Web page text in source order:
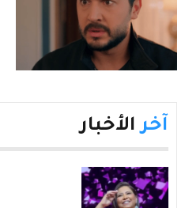
آخر الأخبار